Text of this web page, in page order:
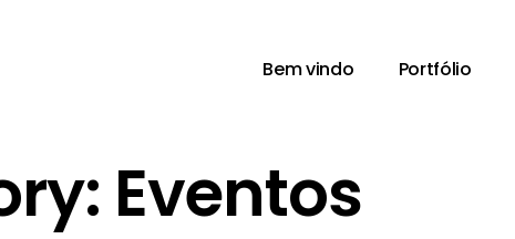
Bem vindo Portfólio
Eventos